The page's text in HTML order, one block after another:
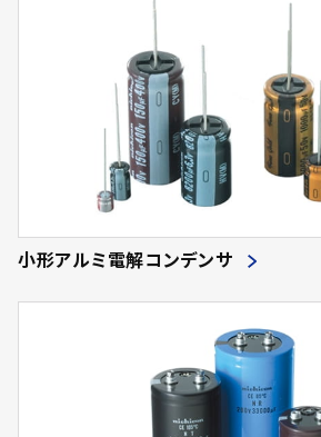
小形アルミ電解コンデンサ